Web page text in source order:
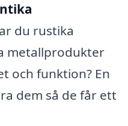
du rustika
metallprodukter
och funktion? En
dem så de får ett